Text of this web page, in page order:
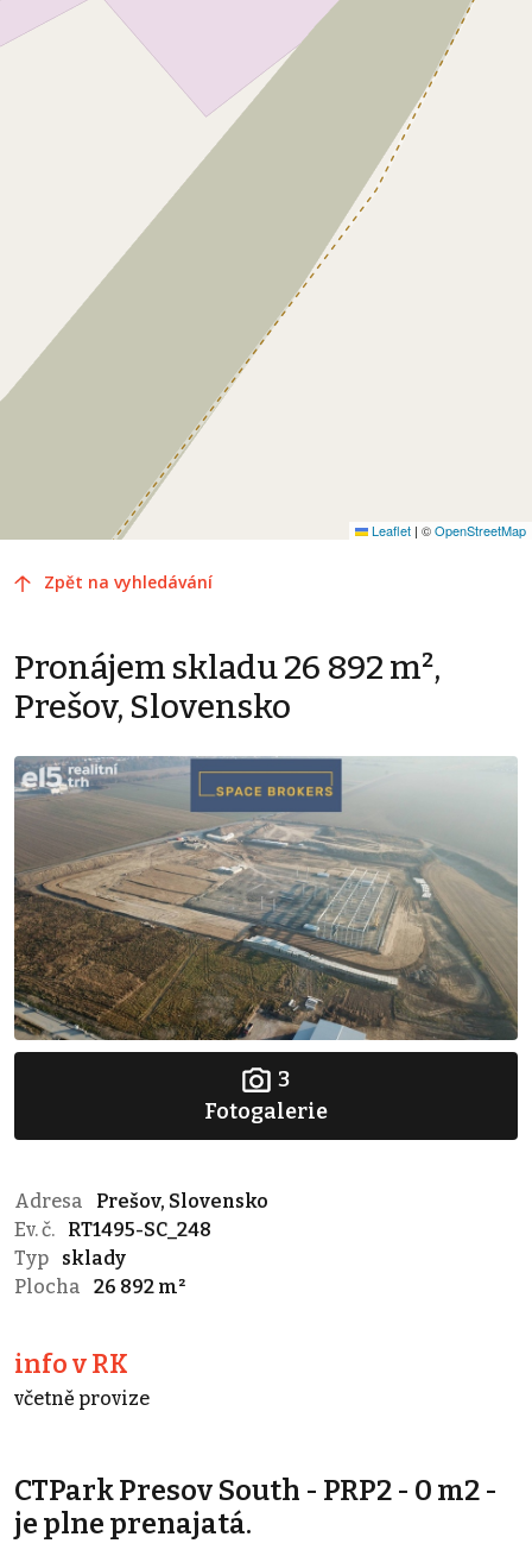
Leaflet | ©OpenStreetMap
Zpět na vyhledávání
Pronájem skladu 26 892 m²,
Prešov, Slovensko
3
Fotogalerie
Adresa
Prešov, Slovensko
Ev. č.
RT1495-SC_248
Typ
sklady
Plocha
26 892 m²
info v RK
včetně provize
CTPark Presov South - PRP2 - 0 m2 -
je plne prenajatá.